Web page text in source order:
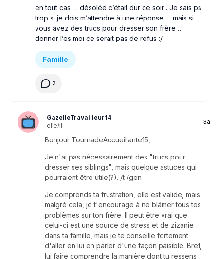
en tout cas … désolée c’était dur ce soir . Je sais ps
trop si je dois m’attendre à une réponse … mais si
vous avez des trucs pour dresser son frère …
donner l’es moi ce serait pas de refus :/
Famille
2
GazelleTravailleur14
elle/il
3a
Bonjour TournadeAccueillante15,
Je n'ai pas nécessairement des "trucs pour
dresser ses siblings", mais quelque astuces qui
pourraient être utile(?). /t /gen
Je comprends ta frustration, elle est valide, mais
malgré cela, je t'encourage à ne blâmer tous tes
problèmes sur ton frère. Il peut être vrai que
celui-ci est une source de stress et de zizanie
dans ta famille, mais je te conseille fortement
d'aller en lui en parler d'une façon paisible. Bref,
lui faire comprendre la manière dont tu ressens